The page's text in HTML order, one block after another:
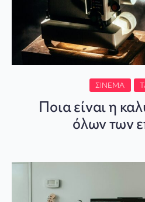
ΣΙΝΕΜΆ
Ποια είναι η
όλων των